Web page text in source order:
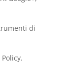
di
Policy.